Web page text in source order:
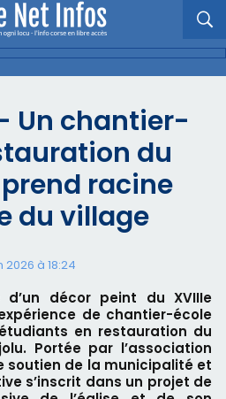
Un chantier-
du
racine
du village
2026 à 18:24
décor peint du XVIIIe
de chantier-école
en restauration du
Portée par l’association
soutien de la municipalité et
s’inscrit dans un projet de